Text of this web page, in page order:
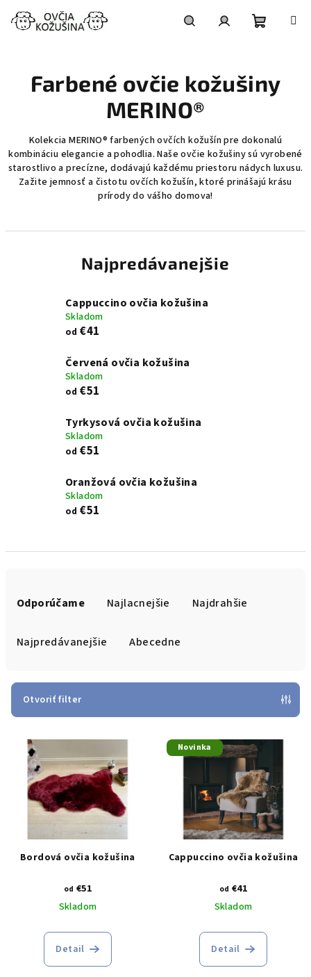
obsah
košík
Farbené ovčie kožušiny
MERINO®
Kolekcia MERINO® farbených ovčích kožušín pre dokonalú
kombináciu elegancie a pohodlia. Naše ovčie kožušiny sú vyrobené
starostlivo a precízne, dodávajú každému priestoru nádych luxusu.
Zažite jemnosť a čistotu ovčích kožušín, ktoré prinášajú krásu
prírody do vášho domova!
Najpredávanejšie
Cappuccino ovčia kožušina
Skladom
od €41
Červená ovčia kožušina
Skladom
od €51
Tyrkysová ovčia kožušina
Skladom
od €51
Oranžová ovčia kožušina
Skladom
od €51
p
Odporúčame Najlacnejšie Najdrahšie
Najpredávanejšie Abecedne
Otvoriť filter
Bordová ovčia kožušina
od €51
Skladom
Detail
Novinka
Cappuccino ovčia kožušina
od €41
Skladom
Detail